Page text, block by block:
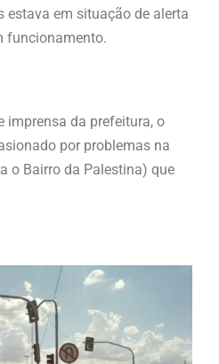
estava em situação de alerta
funcionamento.
imprensa da prefeitura, o
por problemas na
o Bairro da Palestina) que